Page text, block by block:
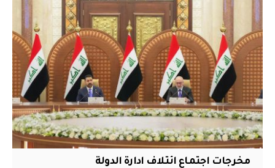
مخرجات اجتماع ائتلاف ادارة الدولة